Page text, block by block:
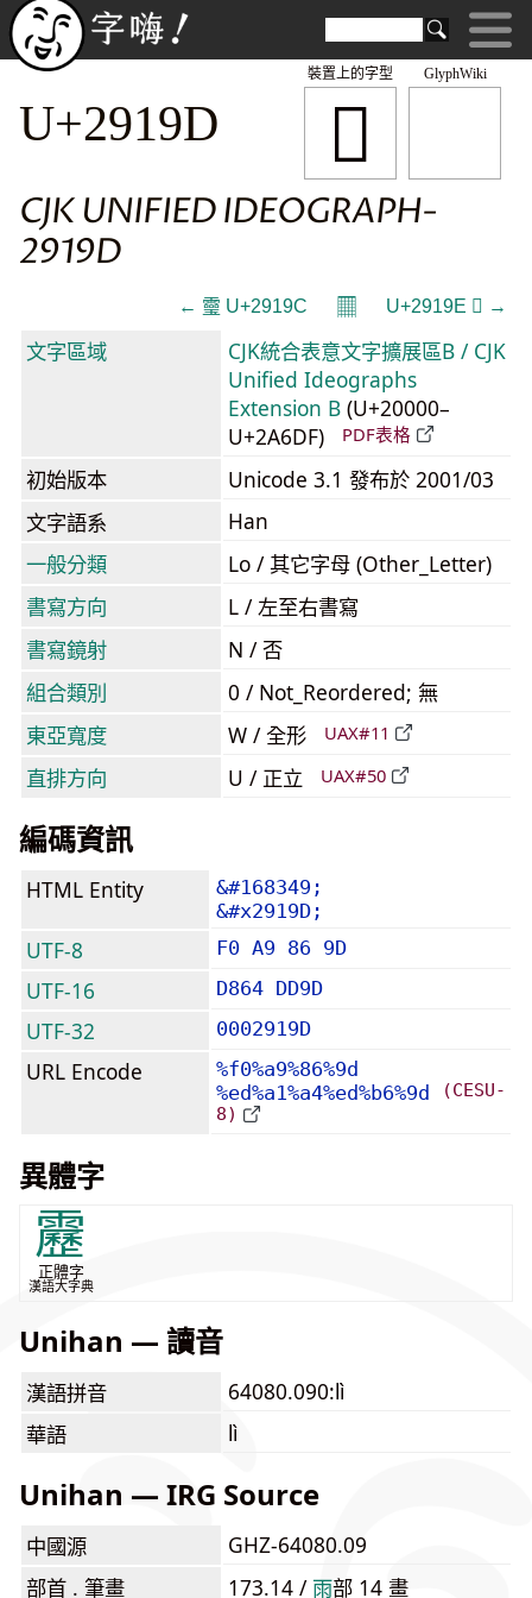
GlyphWiki
𩆝
裝置上的字型
U+2919D
CJK UNIFIED IDEOGRAPH-
2919D
← 𩆜 U+2919C 𝄜 U+2919E 𩆞 →
文字區域
CJK統合表意文字擴展區B / CJK
Unified Ideographs
Extension B (U+20000–
U+2A6DF)
PDF表格
初始版本
Unicode 3.1 發布於 2001/03
文字語系
Han
一般分類
Lo / 其它字母 (Other_Letter)
書寫方向
L / 左至右書寫
書寫鏡射
N / 否
組合類別
0 / Not_Reordered; 無
東亞寬度
W / 全形 UAX#11
直排方向 U / 正立 UAX#50
編碼資訊
HTML Entity
&#168349;
&#x2919D;
UTF-8 F0 A9 86 9D
UTF-16 D864 DD9D
UTF-32 0002919D
URL Encode
%f0%a9%86%9d
%ed%a1%a4%ed%b6%9d
(CESU-
8)
異體字
靂
正體字
漢語大字典
Unihan — 讀音
漢語拼音
64080.090:lì
華語
lì
Unihan — IRG Source
中國源
GHZ-64080.09
部首 . 筆畫
173.14 / ⾬部 14 畫